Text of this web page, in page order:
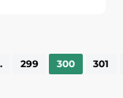
299 300 301